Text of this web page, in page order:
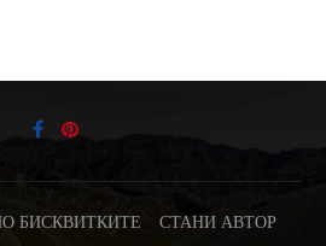
БИСКВИТКИТЕ СТАНИ АВТОР